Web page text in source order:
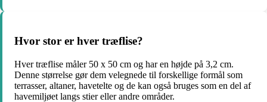
Hvor stor er hver træflise?
Hver træflise måler 50 x 50 cm og har en højde på 3,2 cm.
Denne størrelse gør dem velegnede til forskellige formål som
terrasser, altaner, havetelte og de kan også bruges som en del af
havemiljøet langs stier eller andre områder.